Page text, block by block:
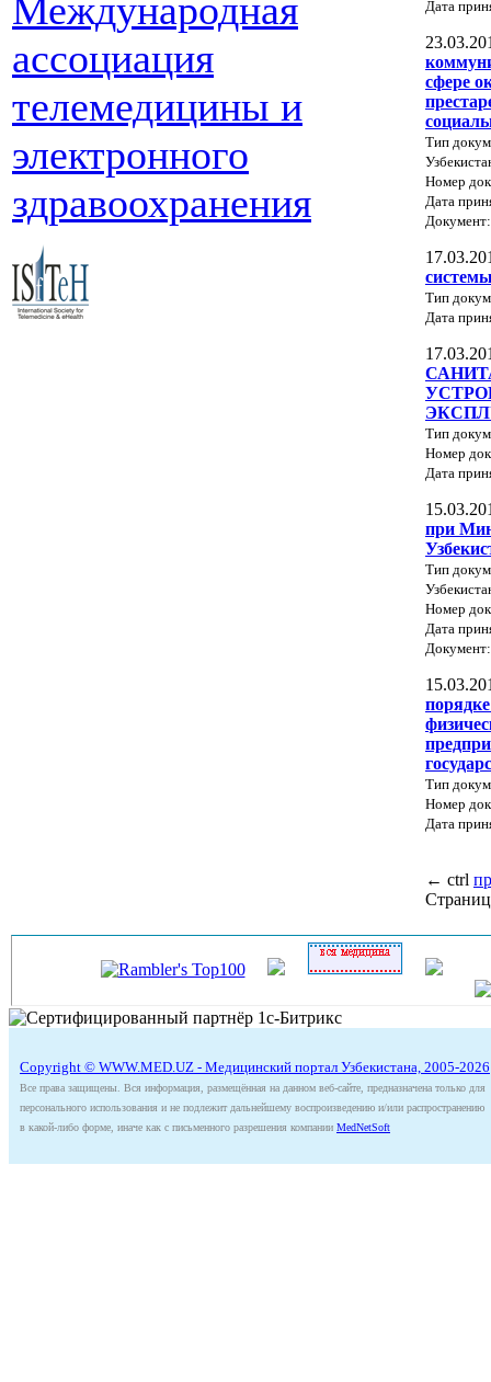
Международная
ассоциация
телемедицины и
электронного
здравоохранения
Дата
сфере
Тип
Номер
Дата
Тип
Дата
Тип
Номер
Дата
при
Тип
Номер
Дата
Тип
Номер
Дата
← ctrl
Copyright © WWW.MED.UZ - Медицинский портал Узбекистана, 2005-2026
Все права защищены. Вся информация, размещённая на данном веб-сайте, предназначена только для
персонального использования и не подлежит дальнейшему воспроизведению и/или распространению
в какой-либо форме, иначе как с письменного разрешения компании MedNetSoft